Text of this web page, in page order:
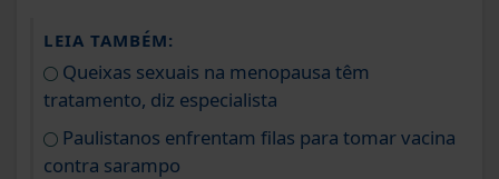
LEIA TAMBÉM:
Queixas sexuais na menopausa têm
tratamento, diz especialista
Paulistanos enfrentam filas para tomar vacina
contra sarampo